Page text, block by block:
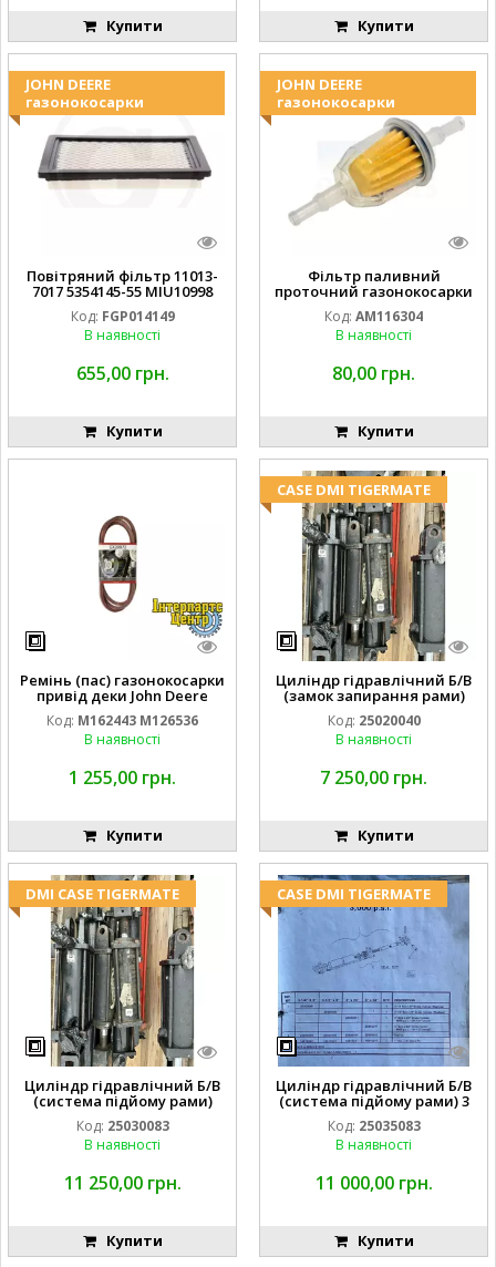
Купити Купити
JOHN DEERE
газонокосарки
Повітряний фільтр 11013-
7017 5354145-55 MIU10998
Код: FGP014149
В наявності
655,00 грн.
Купити
JOHN DEERE
газонокосарки
Фільтр паливний
проточний газонокосарки
JOHN DEERE AM116304
GY20709
Код: AM116304
В наявності
80,00 грн.
Купити
Ремінь (пас) газонокосарки
привід деки John Deere
M162443 M126536
Код: M162443 M126536
В наявності
1 255,00 грн.
Купити
CASE DMI TIGERMATE
Циліндр гідравлічний Б/В
(замок запирання рами)
2''X4'' 25320040
Код: 25020040
В наявності
7 250,00 грн.
Купити
DMI CASE TIGERMATE
Циліндр гідравлічний Б/В
(система підйому рами)
3X8 87423768
Код: 25030083
В наявності
11 250,00 грн.
Купити
CASE DMI TIGERMATE
Циліндр гідравлічний Б/В
(система підйому рами) 3
1/2 84255910
Код: 25035083
В наявності
11 000,00 грн.
Купити